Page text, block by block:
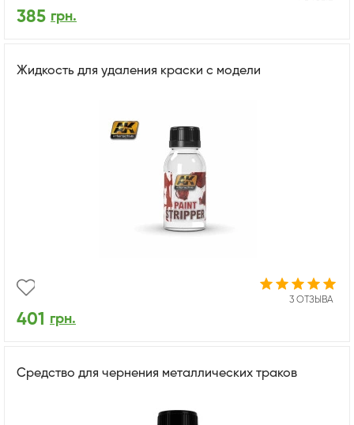
385 грн.
Жидкость для удаления краски с модели
3 ОТЗЫВА
401 грн.
Средство для чернения металлических траков